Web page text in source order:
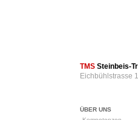
TMS Steinbeis-
Eichbühlstrasse
ÜBER UNS